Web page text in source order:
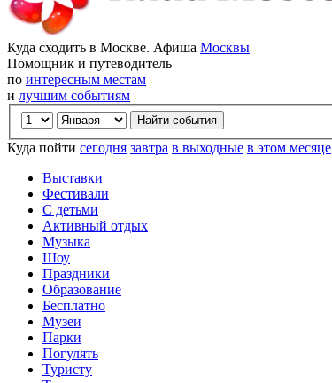
Куда сходить в Москве. Афиша Москвы
Помощник и путеводитель
по интересным местам
и лучшим событиям
Куда пойти сегодня завтра в выходные в этом месяце
Выставки
Фестивали
С детьми
Активный отдых
Музыка
Шоу
Праздники
Образование
Бесплатно
Музеи
Парки
Погулять
Туристу